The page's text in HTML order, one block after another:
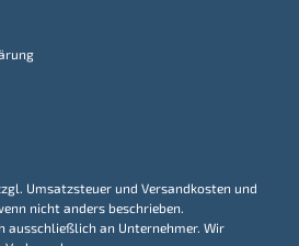
Umsatzsteuer und Versandkosten und
nicht anders beschrieben.
ausschließlich an Unternehmer. Wir